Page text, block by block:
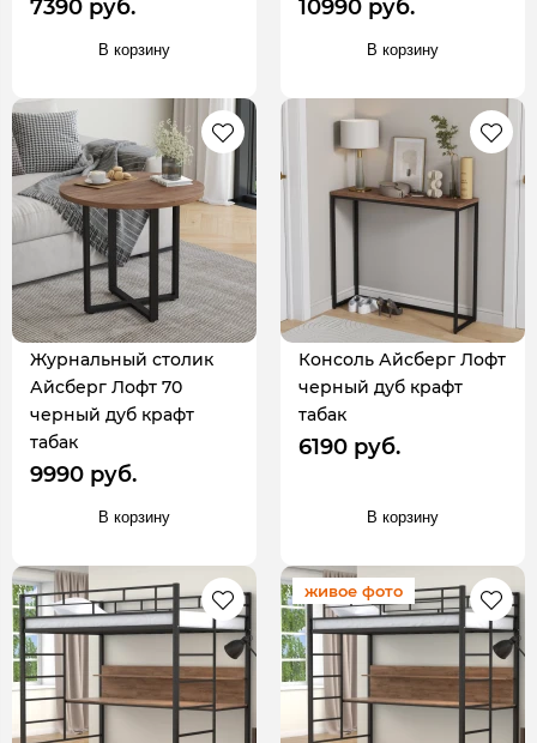
7390 руб.
В корзину
10990 руб.
В корзину
Журнальный столик
Айсберг Лофт 70
черный дуб крафт
табак
9990 руб.
В корзину
Консоль Айсберг Лофт
черный дуб крафт
табак
6190 руб.
В корзину
живое фото